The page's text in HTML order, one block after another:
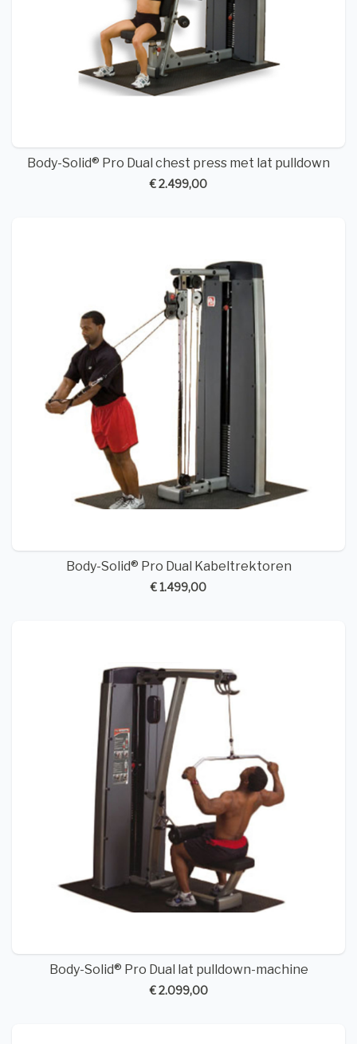
Body-Solid® Pro Dual chest press met lat pulldown
€ 2.499,00
Body-Solid® Pro Dual Kabeltrektoren
€ 1.499,00
Body-Solid® Pro Dual lat pulldown-machine
€ 2.099,00